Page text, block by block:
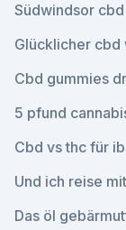
Südwindsor cbd
Glücklicher
Cbd gummies
5 pfund
Cbd vs thc für
Und ich reise
Das öl